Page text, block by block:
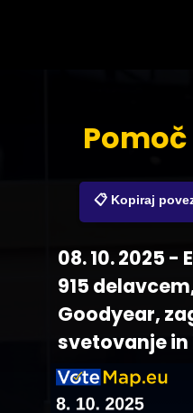
📋 Kopiraj
08. 10. 2025
915
Goodyear,
svetovanje